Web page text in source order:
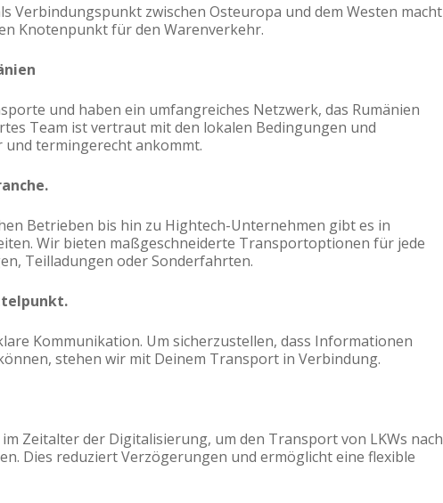
Verbindungspunkt zwischen Osteuropa und dem Westen macht
Knotenpunkt für den Warenverkehr.
und haben ein umfangreiches Netzwerk, das Rumänien
Team ist vertraut mit den lokalen Bedingungen und
und termingerecht ankommt.
Betrieben bis hin zu Hightech-Unternehmen gibt es in
Wir bieten maßgeschneiderte Transportoptionen für jede
Teilladungen oder Sonderfahrten.
Kommunikation. Um sicherzustellen, dass Informationen
stehen wir mit Deinem Transport in Verbindung.
Zeitalter der Digitalisierung, um den Transport von LKWs nach
Dies reduziert Verzögerungen und ermöglicht eine flexible